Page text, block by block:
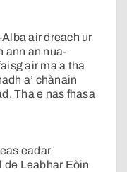
air dreach ur
ann an nua-
air ma a tha
a’ chànain
Tha e nas fhasa
eadar
de Leabhar Eòin